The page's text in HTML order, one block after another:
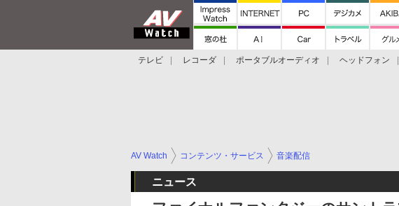
テレビ レコーダ ポータブルオーディオ ヘッドフォン
AV Watch コンテンツ・サービス 音楽配信
ニュース